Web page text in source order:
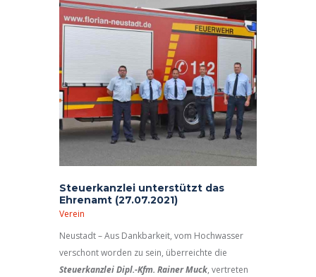
Steuerkanzlei unterstützt das
Ehrenamt (27.07.2021)
Verein
Neustadt – Aus Dankbarkeit, vom Hochwasser
verschont worden zu sein, überreichte die
Steuerkanzlei Dipl.-Kfm. Rainer Muck, vertreten